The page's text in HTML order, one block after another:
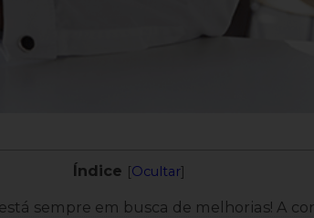
Índice [Ocultar]
sempre em busca de melhorias! A